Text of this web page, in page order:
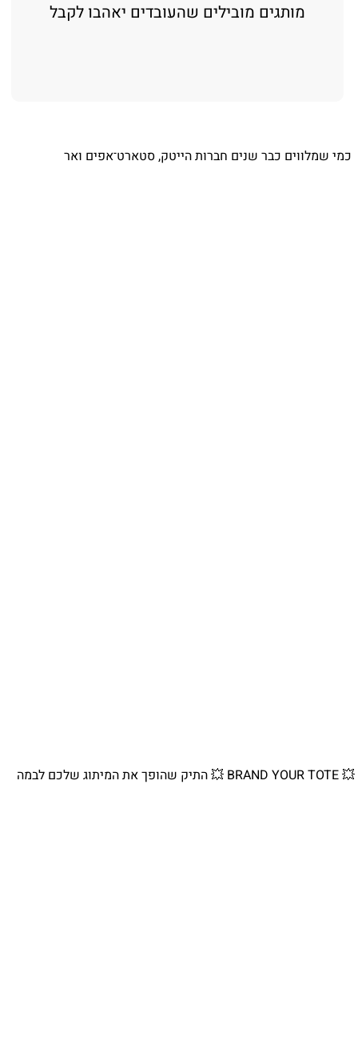
מותגים מובילים שהעובדים יאהבו לקבל
⁨ כמי שמלווים כבר שנים חברות הייטק, סטארט־אפים ואר
💥 BRAND YOUR TOTE 💥 התיק שהופך את המיתוג שלכם לבמה